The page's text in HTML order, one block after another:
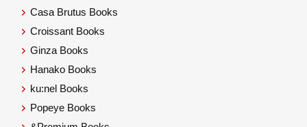
Casa Brutus Books
Croissant Books
Ginza Books
Hanako Books
ku:nel Books
Popeye Books